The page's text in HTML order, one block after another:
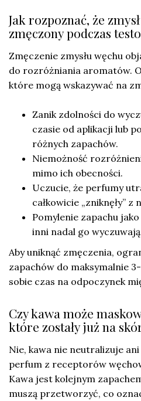
Jak rozpoznać, że
zmęczony podczas
Zmęczenie zmysłu węchu
do rozróżniania aromatów.
które mogą wskazywać na
Zanik zdolności do
czasie od aplikacji lub
różnych zapachów.
Niemożność
mimo ich obecności.
Uczucie, że perfumy
całkowicie „zniknęły” z
Pomylenie zapachu
inni nadal go
Aby uniknąć zmęczenia,
zapachów do maksymalnie
sobie czas na odpoczynek
Czy kawa może
które zostały już na
Nie, kawa nie neutralizuje
perfum z receptorów
Kawa jest kolejnym
muszą przetworzyć, co